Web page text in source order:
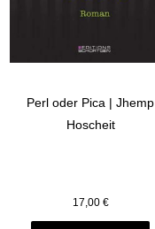
Perl oder Pica | Jhemp
Hoscheit
17,00 €